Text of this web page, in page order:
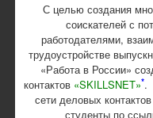
С целью создания
соискателей с
работодателями,
трудоустройстве
«Работа в России»
контактов «SKILLSNET»*.
сети деловых
студенты по